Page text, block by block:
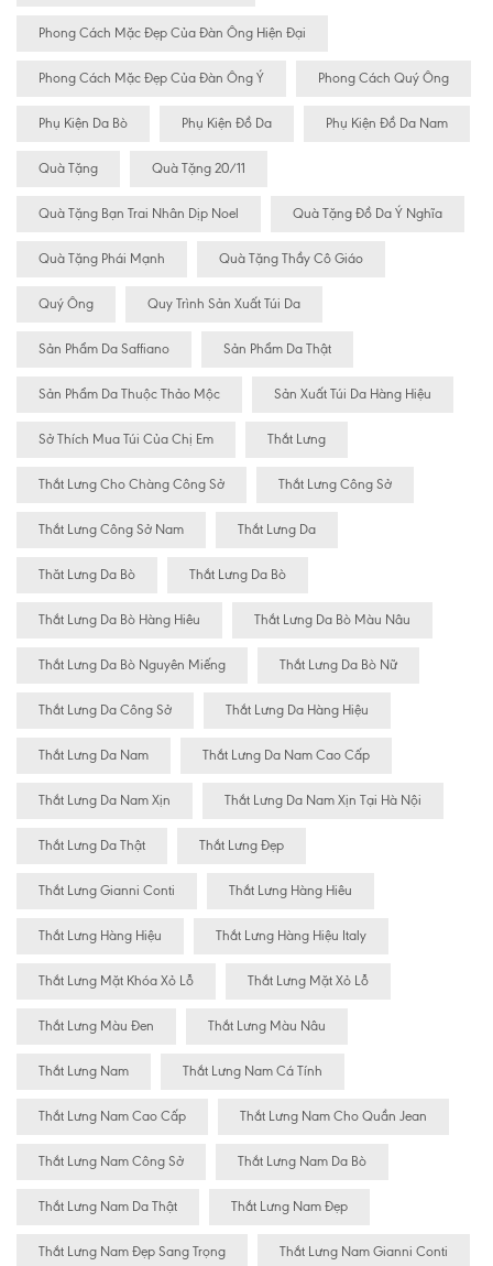
Phong Cách Mặc Đẹp Của Đàn Ông Hiện Đại
Phong Cách Mặc Đẹp Của Đàn Ông Ý Phong Cách Quý Ông
Phụ Kiện Da Bò Phụ Kiện Đồ Da Phụ Kiện Đồ Da Nam
Quà Tặng Quà Tặng 20/11
Quà Tặng Bạn Trai Nhân Dịp Noel Quà Tặng Đồ Da Ý Nghĩa
Quà Tặng Phái Mạnh Quà Tặng Thầy Cô Giáo
Quý Ông Quy Trình Sản Xuất Túi Da
Sản Phẩm Da Saffiano Sản Phẩm Da Thật
Sản Phẩm Da Thuộc Thảo Mộc Sản Xuất Túi Da Hàng Hiệu
Sở Thích Mua Túi Của Chị Em Thắt Lưng
Thắt Lưng Cho Chàng Công Sở Thắt Lưng Công Sở
Thắt Lưng Công Sở Nam Thắt Lưng Da
Thăt Lưng Da Bò Thắt Lưng Da Bò
Thắt Lưng Da Bò Hàng Hiêu Thắt Lưng Da Bò Màu Nâu
Thắt Lưng Da Bò Nguyên Miếng Thắt Lưng Da Bò Nữ
Thắt Lưng Da Công Sở Thắt Lưng Da Hàng Hiệu
Thắt Lưng Da Nam Thắt Lưng Da Nam Cao Cấp
Thắt Lưng Da Nam Xịn Thắt Lưng Da Nam Xịn Tại Hà Nội
Thắt Lưng Da Thật Thắt Lưng Đẹp
Thắt Lưng Gianni Conti Thắt Lưng Hàng Hiêu
Thắt Lưng Hàng Hiệu Thắt Lưng Hàng Hiệu Italy
Thắt Lưng Mặt Khóa Xỏ Lỗ Thắt Lưng Mặt Xỏ Lỗ
Thắt Lưng Màu Đen Thắt Lưng Màu Nâu
Thắt Lưng Nam Thắt Lưng Nam Cá Tính
Thắt Lưng Nam Cao Cấp Thắt Lưng Nam Cho Quần Jean
Thắt Lưng Nam Công Sở Thắt Lưng Nam Da Bò
Thắt Lưng Nam Da Thật Thắt Lưng Nam Đẹp
Thắt Lưng Nam Đẹp Sang Trọng Thắt Lưng Nam Gianni Conti